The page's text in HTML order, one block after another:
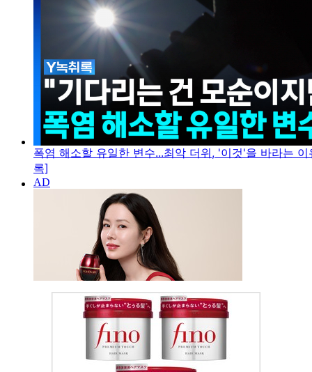
폭염 해소할 유일한 변수...최악 더위, '이것'을 바라는
록]